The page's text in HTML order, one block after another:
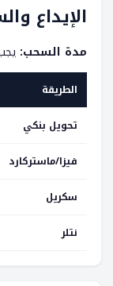
الإيداع
مدة السحب:
الطريقة
تحويل بنكي
فيزا/ماستركارد
سكريل
نتلر